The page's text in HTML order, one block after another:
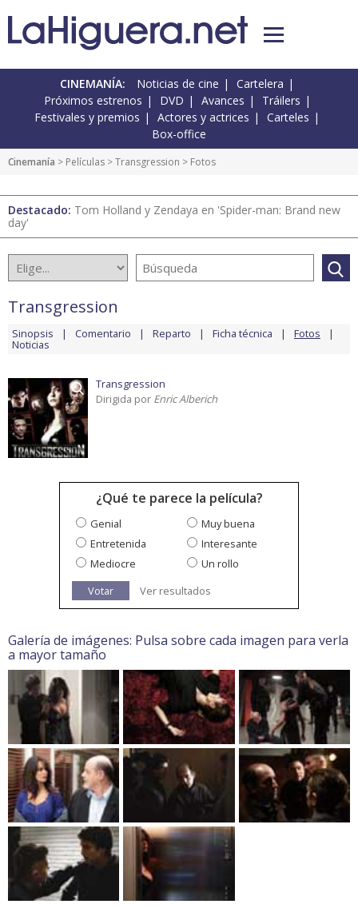
CINEMANÍA: Noticias de cine
Cartelera
Próximos estrenos
DVD Avances
Tráilers
Festivales y premios
Actores y actrices
Carteles
Box-office
Cinemanía > Películas >Transgression > Fotos
Destacado: Tom Holland y Zendaya en 'Spider-man: Brand new
day'
Transgression
Sinopsis Comentario Reparto Ficha técnica Fotos
Noticias
Transgression
Dirigida por Enric Alberich
¿Qué te parece la película?
Genial
Muy buena
Entretenida
Interesante
Mediocre
Un rollo
Votar
Ver resultados
Galería de imágenes: Pulsa sobre cada imagen para verla
a mayor tamaño